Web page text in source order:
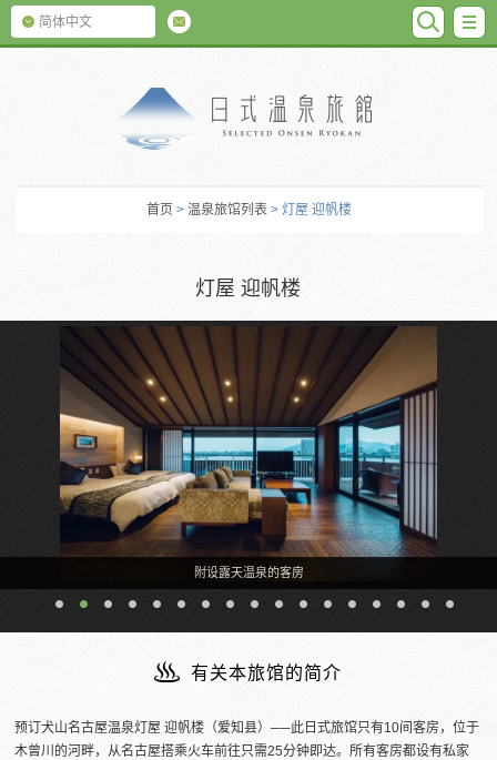
简体中文
首页 >温泉旅馆列表 > 灯屋 迎帆楼
灯屋 迎帆楼
附设露天温泉的客房
有关本旅馆的简介
预订犬山名古屋温泉灯屋 迎帆楼（爱知县）──此日式旅馆只有10间客房，位于
木曾川的河畔，从名古屋搭乘火车前往只需25分钟即达。所有客房都设有私家